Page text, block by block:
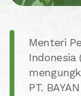
Menteri
Indonesia
PT.